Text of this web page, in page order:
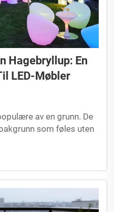
Hagebryllup: En
LED-Møbler
av en grunn. De
som føles uten
Men som
du at den egentlige
går ned. En hage